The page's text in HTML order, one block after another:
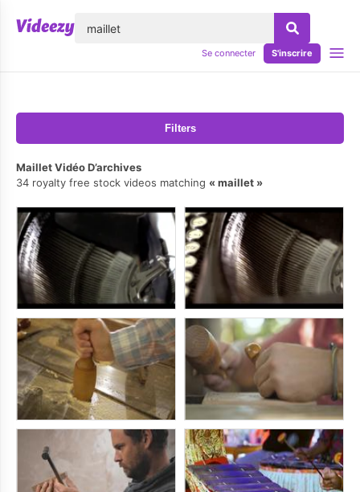
Se connecter S'inscrire
Filters
Maillet Vidéo D’archives
34 royalty free stock videos matching
maillet